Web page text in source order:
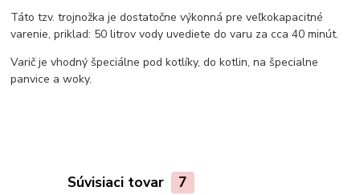
Táto tzv. trojnožka je dostatočne výkonná pre veľkokapacitné
varenie, priklad: 50 litrov vody uvediete do varu za cca 40 minút.
Varič je vhodný špeciálne pod kotlíky, do kotlin, na špecialne
panvice a woky.
Súvisiaci tovar 7